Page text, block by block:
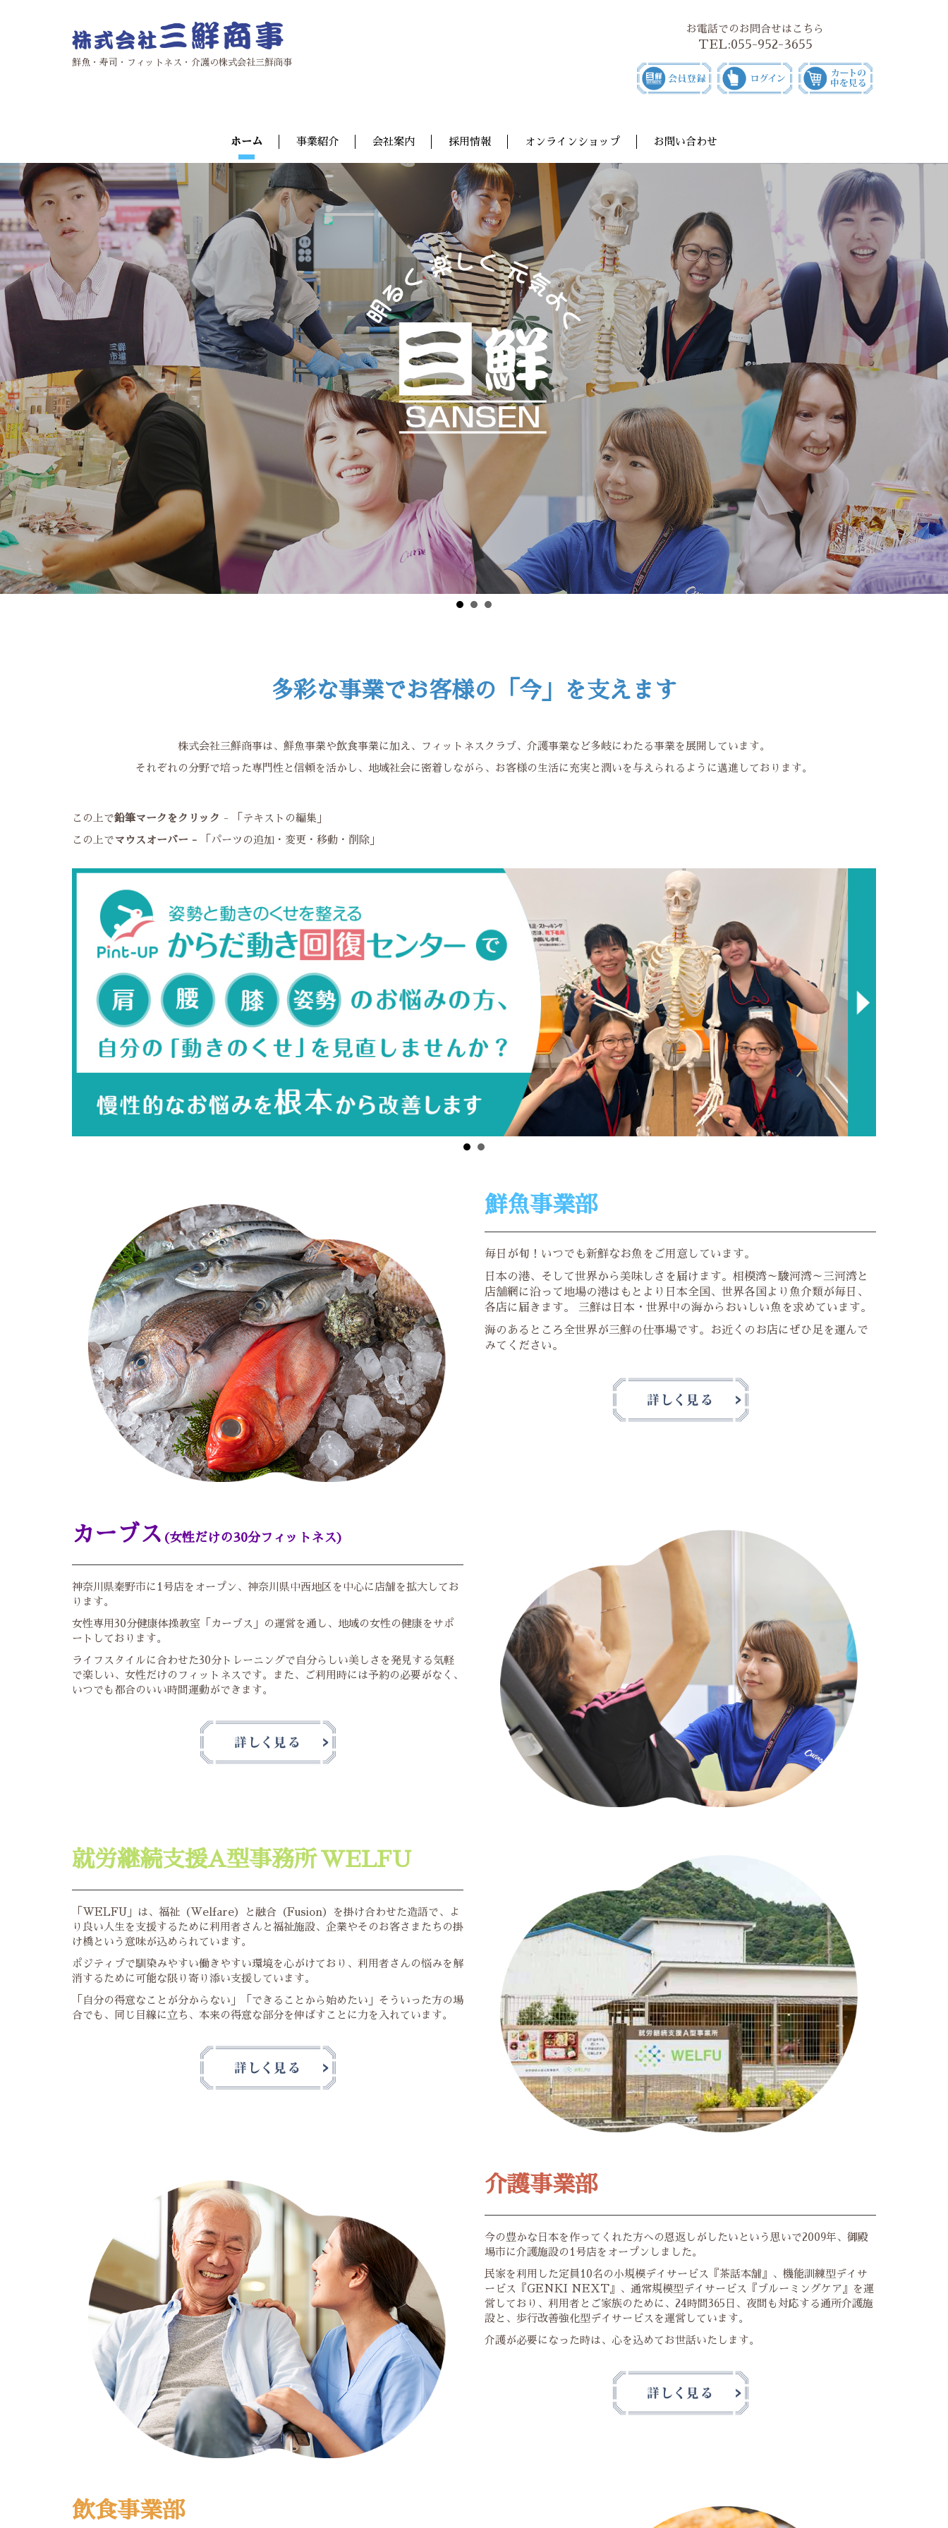
鮮魚・寿司・フィットネス・介護の株式会社三鮮商事
お電話でのお問合せはこちら
TEL:055-952-3655
ホーム 事業紹介 会社案内 採用情報 オンラインショップ お問い合わせ
多彩な事業でお客様の「今」を支えます
株式会社三鮮商事は、鮮魚事業や飲食事業に加え、フィットネスクラブ、介護事業など多岐にわたる事業を展開しています。
それぞれの分野で培った専門性と信頼を活かし、地域社会に密着しながら、お客様の生活に充実と潤いを与えられるように邁進しております。
この上で鉛筆マークをクリック - 「テキストの編集」
この上で マウスオーバー - 「パーツの追加・変更・移動・削除」
鮮魚事業部
毎日が旬！いつでも新鮮なお魚をご用意しています。
日本の港、そして世界から美味しさを届けます。相模湾～駿河湾～三河湾と
店舗網に沿って地場の港はもとより日本全国、世界各国より魚介類が毎日、
各店に届きます。 三鮮は日本・世界中の海からおいしい魚を求めています。
海のあるところ全世界が三鮮の仕事場です。お近くのお店にぜひ足を運んで
みてください。
カーブス (女性だけの30分フィットネス)
神奈川県秦野市に1号店をオープン、神奈川県中西地区を中心に店舗を拡大してお
ります。
女性専用30分健康体操教室「カーブス」の運営を通し、地域の女性の健康をサポ
ートしております。
ライフスタイルに合わせた30分トレーニングで自分らしい美しさを発見する気軽
で楽しい、女性だけのフィットネスです。また、ご利用時には予約の必要がなく、
いつでも都合のいい時間運動ができます。
就労継続支援A型事務所WELFU
「WELFU」は、福祉（Welfare）と融合（Fusion）を掛け合わせた造語で、よ
り良い人生を支援するために利用者さんと福祉施設、企業やそのお客さまたちの掛
け橋という意味が込められています。
ポジティブで馴染みやすい働きやすい環境を心がけており、利用者さんの悩みを解
消するために可能な限り寄り添い支援しています。
「自分の得意なことが分からない」「できることから始めたい」そういった方の場
合でも、同じ目線に立ち、本来の得意な部分を伸ばすことに力を入れています。
介護事業部
今の豊かな日本を作ってくれた方への恩返しがしたいという思いで2009年、御殿
場市に介護施設の1号店をオープンしました。
民家を利用した定員10名の小規模デイサービス『茶話本舗』、機能訓練型デイサ
ービス『GENKI NEXT』、通常規模型デイサービス『ブルーミングケア』を運
営しており、利用者とご家族のために、24時間365日、夜間も対応する通所介護施
設と、歩行改善強化型デイサービスを運営しています。
介護が必要になった時は、心を込めてお世話いたします。
飲食事業部